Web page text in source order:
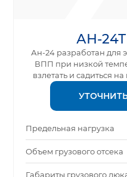
АН-
Ан-24 разработан для
ВПП при низкой
взлетать и садиться
Предельная нагрузка
Объем грузового отсека
Габариты грузового